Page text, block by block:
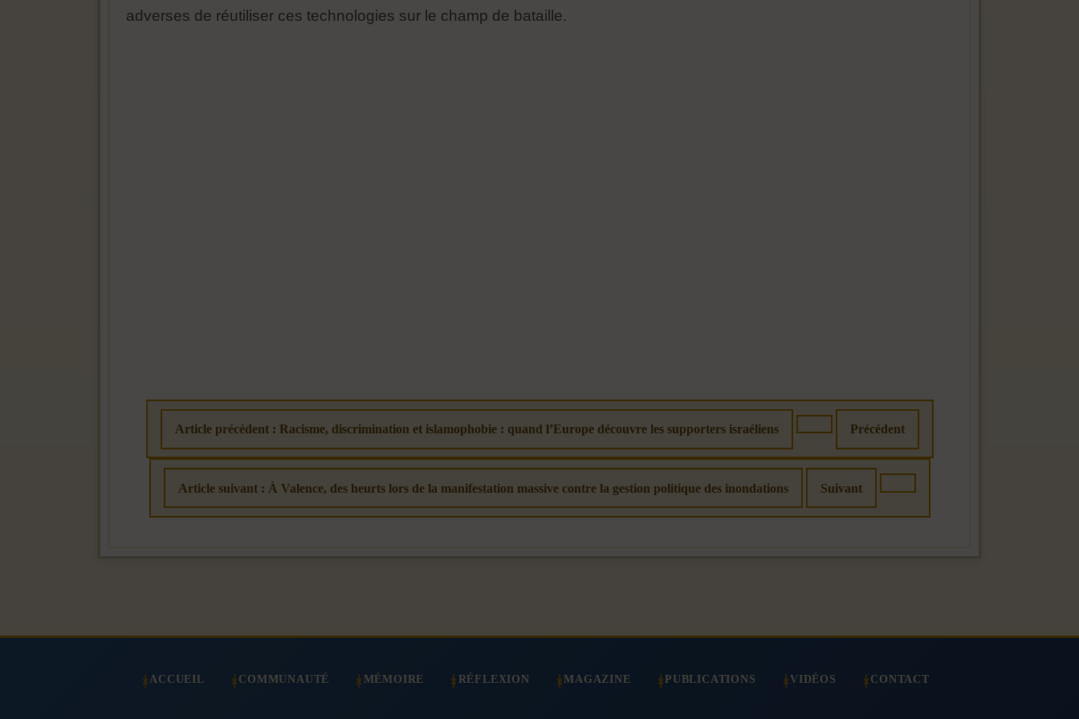
adverses de réutiliser ces technologies sur le champ de bataille.
Article précédent : Racisme, discrimination et islamophobie : quand l’Europe découvre les supporters israéliens Précédent
Article suivant : À Valence, des heurts lors de la manifestation massive contre la gestion politique des inondations Suivant
ACCUEIL COMMUNAUTÉ MÉMOIRE RÉFLEXION MAGAZINE PUBLICATIONS VIDÉOS CONTACT